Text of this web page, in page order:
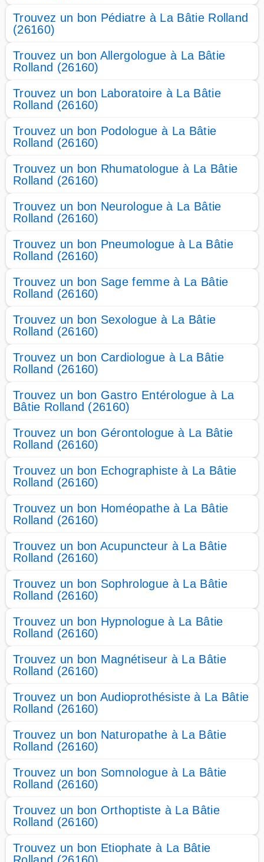
Trouvez un bon Pédiatre à La Bâtie Rolland
(26160)
Trouvez un bon Allergologue à La Bâtie
Rolland (26160)
Trouvez un bon Laboratoire à La Bâtie
Rolland (26160)
Trouvez un bon Podologue à La Bâtie
Rolland (26160)
Trouvez un bon Rhumatologue à La Bâtie
Rolland (26160)
Trouvez un bon Neurologue à La Bâtie
Rolland (26160)
Trouvez un bon Pneumologue à La Bâtie
Rolland (26160)
Trouvez un bon Sage femme à La Bâtie
Rolland (26160)
Trouvez un bon Sexologue à La Bâtie
Rolland (26160)
Trouvez un bon Cardiologue à La Bâtie
Rolland (26160)
Trouvez un bon Gastro Entérologue à La
Bâtie Rolland (26160)
Trouvez un bon Gérontologue à La Bâtie
Rolland (26160)
Trouvez un bon Echographiste à La Bâtie
Rolland (26160)
Trouvez un bon Homéopathe à La Bâtie
Rolland (26160)
Trouvez un bon Acupuncteur à La Bâtie
Rolland (26160)
Trouvez un bon Sophrologue à La Bâtie
Rolland (26160)
Trouvez un bon Hypnologue à La Bâtie
Rolland (26160)
Trouvez un bon Magnétiseur à La Bâtie
Rolland (26160)
Trouvez un bon Audioprothésiste à La Bâtie
Rolland (26160)
Trouvez un bon Naturopathe à La Bâtie
Rolland (26160)
Trouvez un bon Somnologue à La Bâtie
Rolland (26160)
Trouvez un bon Orthoptiste à La Bâtie
Rolland (26160)
Trouvez un bon Etiophate à La Bâtie